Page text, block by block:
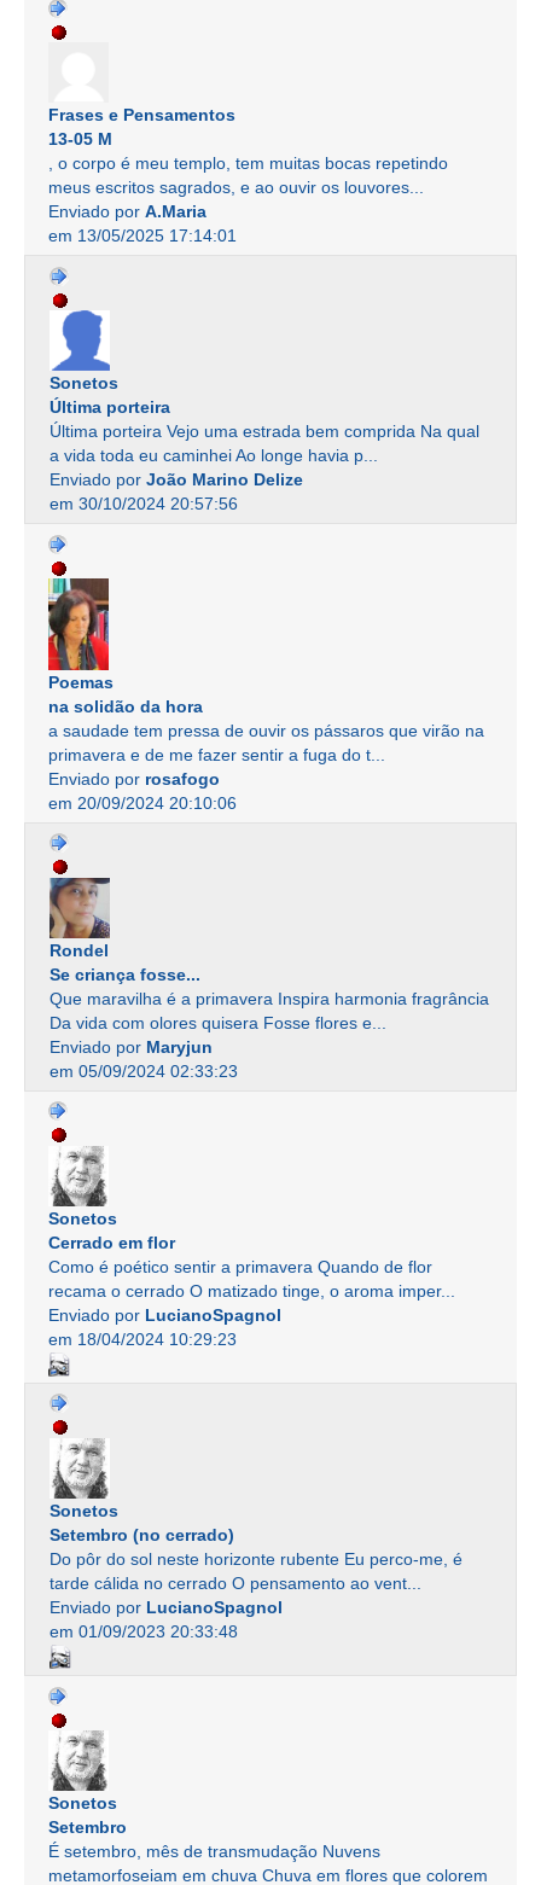
Frases e Pensamentos
13-05 M
, o corpo é meu templo, tem muitas bocas repetindo
meus escritos sagrados, e ao ouvir os louvores...
Enviado por A.Maria
em 13/05/2025 17:14:01
Sonetos
Última porteira
Última porteira Vejo uma estrada bem comprida Na qual
a vida toda eu caminhei Ao longe havia p...
Enviado por João Marino Delize
em 30/10/2024 20:57:56
Poemas
na solidão da hora
a saudade tem pressa de ouvir os pássaros que virão na
primavera e de me fazer sentir a fuga do t...
Enviado por rosafogo
em 20/09/2024 20:10:06
Rondel
Se criança fosse...
Que maravilha é a primavera Inspira harmonia fragrância
Da vida com olores quisera Fosse flores e...
Enviado por Maryjun
em 05/09/2024 02:33:23
Sonetos
Cerrado em flor
Como é poético sentir a primavera Quando de flor
recama o cerrado O matizado tinge, o aroma imper...
Enviado por LucianoSpagnol
em 18/04/2024 10:29:23
Sonetos
Setembro (no cerrado)
Do pôr do sol neste horizonte rubente Eu perco-me, é
tarde cálida no cerrado O pensamento ao vent...
Enviado por LucianoSpagnol
em 01/09/2023 20:33:48
Sonetos
Setembro
É setembro, mês de transmudação Nuvens
metamorfoseiam em chuva Chuva em flores que colorem